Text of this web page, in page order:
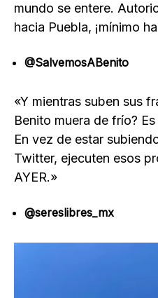
mundo se entere.
hacia Puebla, ¡mínimo
@SalvemosABenito
«Y mientras suben sus
Benito muera de frío?
En vez de estar
Twitter, ejecuten esos
AYER.»
@sereslibres_mx